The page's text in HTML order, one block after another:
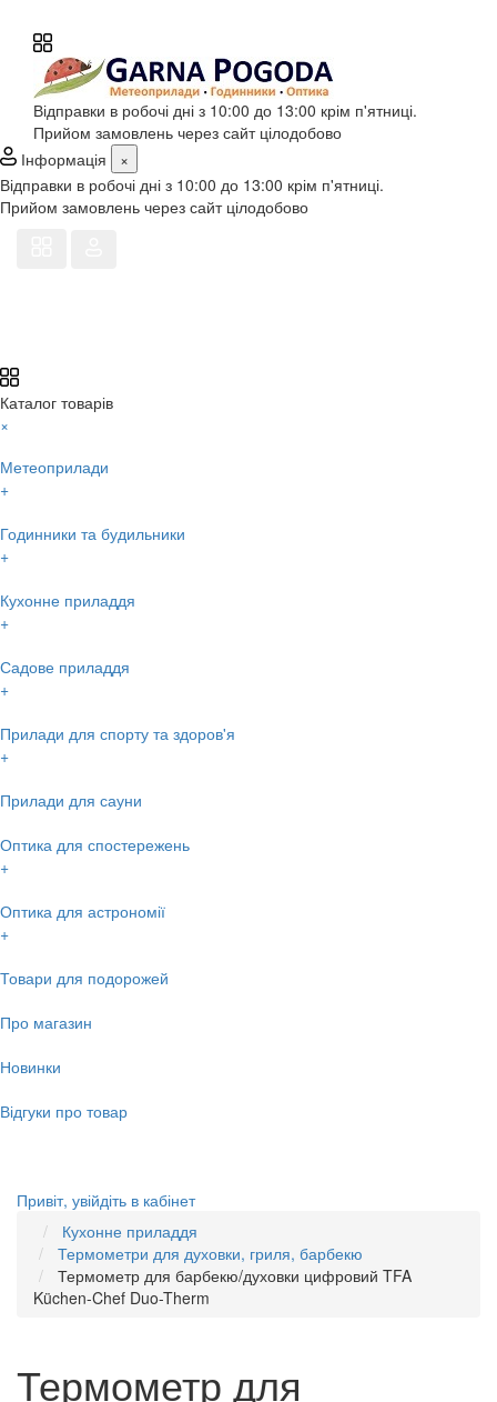
Відправки в робочі дні з 10:00 до 13:00 крім п'ятниці.
Прийом замовлень через сайт цілодобово
Інформація
×
Відправки в робочі дні з 10:00 до 13:00 крім п'ятниці.
Прийом замовлень через сайт цілодобово
Каталог товарів
×
Метеоприлади
+
Годинники та будильники
+
Кухонне приладдя
+
Садове приладдя
+
Прилади для спорту та здоров'я
+
Прилади для сауни
Оптика для спостережень
+
Оптика для астрономії
+
Товари для подорожей
Про магазин
Новинки
Відгуки про товар
Привіт, увійдіть в кабінет
Кухонне приладдя
Термометри для духовки, гриля, барбекю
Термометр для барбекю/духовки цифровий TFA
Küchen-Chef Duo-Therm
Термометр для